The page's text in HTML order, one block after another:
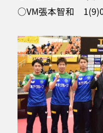
○VM張本智和